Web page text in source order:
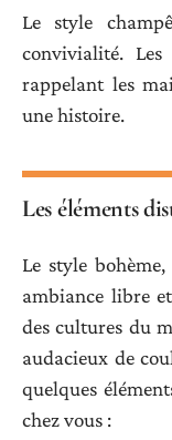
Le style
convivialité. Les
rappelant les
une histoire.
Les éléments
Le style
ambiance libre
des cultures du
audacieux de
quelques
chez vous :